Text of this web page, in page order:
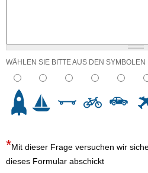
WÄHLEN SIE BITTE AUS DEN
Mit dieser Frage versuchen wir
dieses Formular abschickt